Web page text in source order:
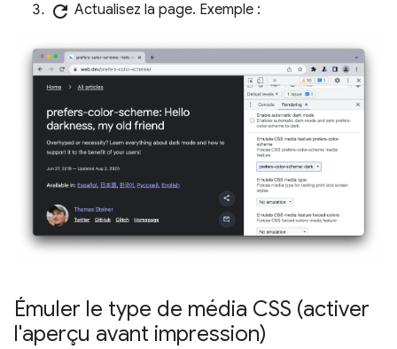
refresh Actualisez la page. Exemple :
Émuler le type de média CSS (activer
l'aperçu avant impression)